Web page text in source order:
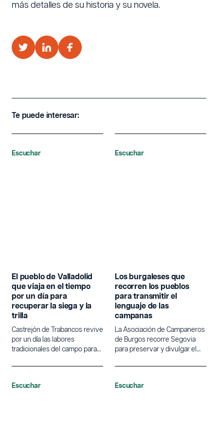
más detalles de su historia y su novela.
Te puede interesar:
Escuchar
El pueblo de Valladolid
que viaja en el tiempo
por un día para
recuperar la siega y la
trilla
Castrejón de Trabancos revive
por un día las labores
tradicionales del campo para
Escuchar
Los burgaleses que
recorren los pueblos
para transmitir el
lenguaje de las
campanas
La Asociación de Campaneros
de Burgos recorre Segovia
para preservar y divulgar el
campanas.
Escuchar Escuchar